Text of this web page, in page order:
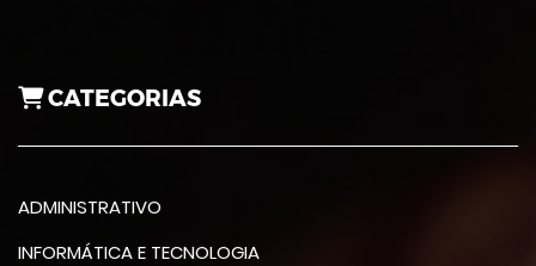
CATEGORIAS
ADMINISTRATIVO
INFORMÁTICA E TECNOLOGIA